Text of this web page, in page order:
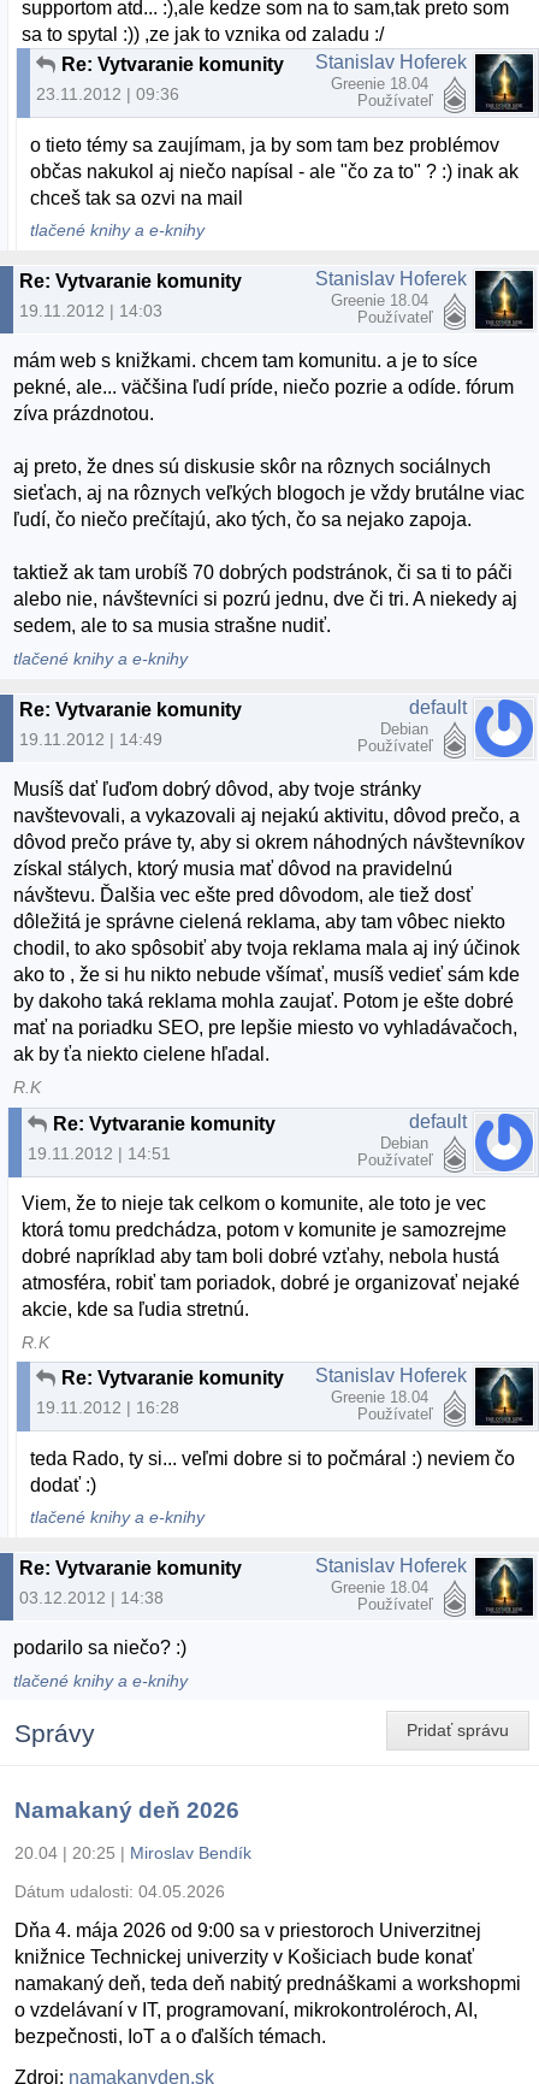
supportom atd... :),ale kedze som na to sam,tak preto som
sa to spytal :)) ,ze jak to vznika od zaladu :/
Re: Vytvaranie komunity
23.11.2012 | 09:36
Stanislav Hoferek
Greenie 18.04
Používateľ
o tieto témy sa zaujímam, ja by som tam bez problémov
občas nakukol aj niečo napísal - ale "čo za to" ? :) inak ak
chceš tak sa ozvi na mail
tlačené knihy a e-knihy
Re: Vytvaranie komunity
19.11.2012 | 14:03
Stanislav Hoferek
Greenie 18.04
Používateľ
mám web s knižkami. chcem tam komunitu. a je to síce
pekné, ale... väčšina ľudí príde, niečo pozrie a odíde. fórum
zíva prázdnotou.
aj preto, že dnes sú diskusie skôr na rôznych sociálnych
sieťach, aj na rôznych veľkých blogoch je vždy brutálne viac
ľudí, čo niečo prečítajú, ako tých, čo sa nejako zapoja.
taktiež ak tam urobíš 70 dobrých podstránok, či sa ti to páči
alebo nie, návštevníci si pozrú jednu, dve či tri. A niekedy aj
sedem, ale to sa musia strašne nudiť.
tlačené knihy a e-knihy
Re: Vytvaranie komunity
19.11.2012 | 14:49
default
Debian
Používateľ
Musíš dať ľuďom dobrý dôvod, aby tvoje stránky
navštevovali, a vykazovali aj nejakú aktivitu, dôvod prečo, a
dôvod prečo práve ty, aby si okrem náhodných návštevníkov
získal stálych, ktorý musia mať dôvod na pravidelnú
návštevu. Ďalšia vec ešte pred dôvodom, ale tiež dosť
dôležitá je správne cielená reklama, aby tam vôbec niekto
chodil, to ako spôsobiť aby tvoja reklama mala aj iný účinok
ako to , že si hu nikto nebude všímať, musíš vedieť sám kde
by dakoho taká reklama mohla zaujať. Potom je ešte dobré
mať na poriadku SEO, pre lepšie miesto vo vyhladávačoch,
ak by ťa niekto cielene hľadal.
R.K
Re: Vytvaranie komunity
19.11.2012 | 14:51
default
Debian
Používateľ
Viem, že to nieje tak celkom o komunite, ale toto je vec
ktorá tomu predchádza, potom v komunite je samozrejme
dobré napríklad aby tam boli dobré vzťahy, nebola hustá
atmosféra, robiť tam poriadok, dobré je organizovať nejaké
akcie, kde sa ľudia stretnú.
R.K
Re: Vytvaranie komunity
19.11.2012 | 16:28
Stanislav Hoferek
Greenie 18.04
Používateľ
teda Rado, ty si... veľmi dobre si to počmáral :) neviem čo
dodať :)
tlačené knihy a e-knihy
Re: Vytvaranie komunity
03.12.2012 | 14:38
Stanislav Hoferek
Greenie 18.04
Používateľ
podarilo sa niečo? :)
tlačené knihy a e-knihy
Pridať správu
Správy
Namakaný deň 2026
20.04 | 20:25 | Miroslav Bendík
Dátum udalosti: 04.05.2026
Dňa 4. mája 2026 od 9:00 sa v priestoroch Univerzitnej
knižnice Technickej univerzity v Košiciach bude konať
namakaný deň, teda deň nabitý prednáškami a workshopmi
o vzdelávaní v IT, programovaní, mikrokontroléroch, AI,
bezpečnosti, IoT a o ďalších témach.
Zdroj: namakanyden.sk